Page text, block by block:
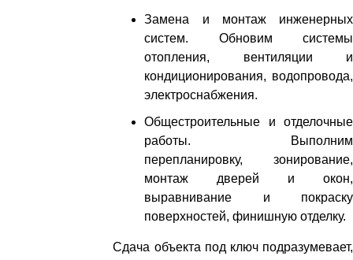
Замена и монтаж инженерных
систем. Обновим системы
отопления, вентиляции и
кондиционирования, водопровода,
электроснабжения.
Общестроительные и отделочные
работы. Выполним
перепланировку, зонирование,
монтаж дверей и окон,
выравнивание и покраску
поверхностей, финишную отделку.
Сдача объекта под ключ подразумевает,